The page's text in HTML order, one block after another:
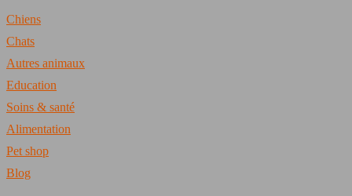
Chiens
Chats
Autres animaux
Education
Soins & santé
Alimentation
Pet shop
Blog